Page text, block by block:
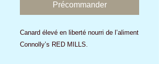
Précommander
Canard élevé en liberté nourri de l’aliment
Connolly’s RED MILLS.